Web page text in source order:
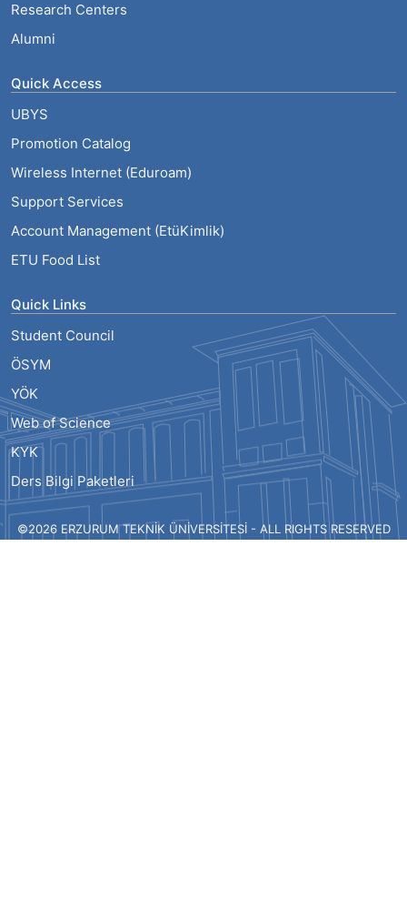
Research Centers
Alumni
Quick Access
UBYS
Promotion Catalog
Wireless Internet (Eduroam)
Support Services
Account Management (EtüKimlik)
ETU Food List
Quick Links
Student Council
ÖSYM
YÖK
Web of Science
KYK
Ders Bilgi Paketleri
©2026 ERZURUM TEKNİK ÜNİVERSİTESİ - ALL RIGHTS RESERVED